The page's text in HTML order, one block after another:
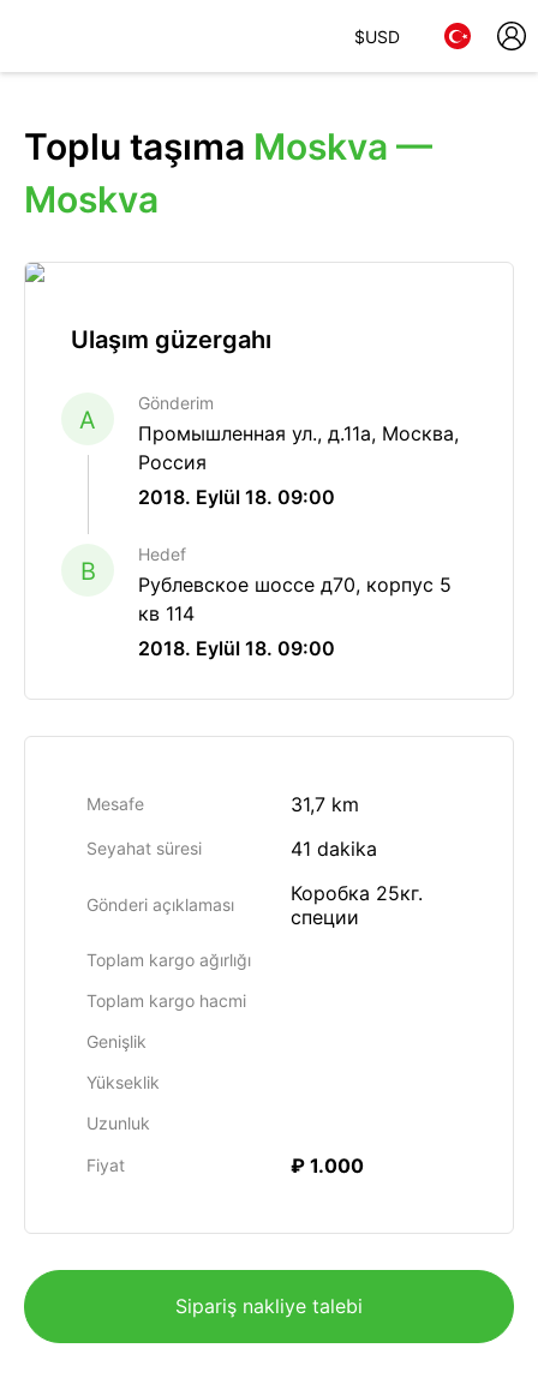
$USD
Toplu taşıma Moskva —
Moskva
Ulaşım güzergahı
A
Gönderim
Промышленная ул., д.11а, Москва,
Россия
2018. Eylül 18. 09:00
B
Hedef
Рублевское шоссе д70, корпус 5
кв 114
2018. Eylül 18. 09:00
Mesafe 31,7 km
Seyahat süresi 41 dakika
Gönderi açıklaması
Коробка 25кг.
специи
Toplam kargo ağırlığı
Toplam kargo hacmi
Genişlik
Yükseklik
Uzunluk
Fiyat ₽ 1.000
Sipariş nakliye talebi